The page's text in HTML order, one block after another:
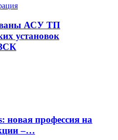
АСУ ТП
установок
новая профессия на
–…